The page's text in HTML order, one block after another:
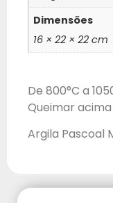
Dimensões
16 × 22 × 22 cm
De 800°C a
Queimar acima
Argila Pascoal